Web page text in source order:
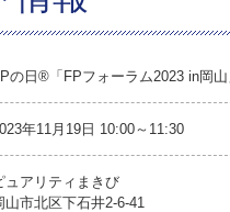
の日®「FPフォーラム2023 in岡
年11月19日 10:00～11:30
ュアリティまきび
山市北区下石井2-6-41